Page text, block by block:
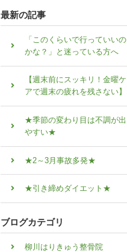
最新の記事
「このくらいで行っていいの
かな？」と迷っている方へ
【週末前にスッキリ！金曜ケ
アで週末の疲れを残さない】
★季節の変わり目は不調が出
やすい★
★2～3月事故多発★
★引き締めダイエット★
ブログカテゴリ
柳川はりきゅう整骨院